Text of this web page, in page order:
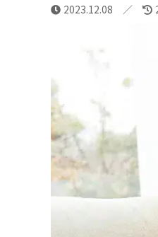
2023.12.08